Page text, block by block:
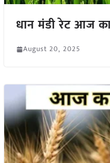
धान मंडी रेट आज
August 20, 2025